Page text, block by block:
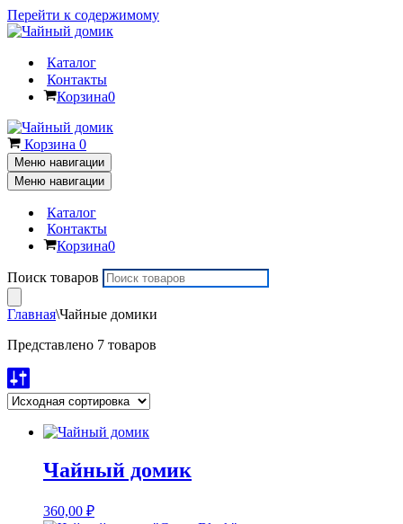
Перейти к содержимому
Каталог
Контакты
Корзина0
Корзина 0
Меню навигации
Меню навигации
Каталог
Контакты
Корзина0
Поиск товаров
Главная\Чайные домики
Представлено 7 товаров
Чайный домик
360,00 ₽